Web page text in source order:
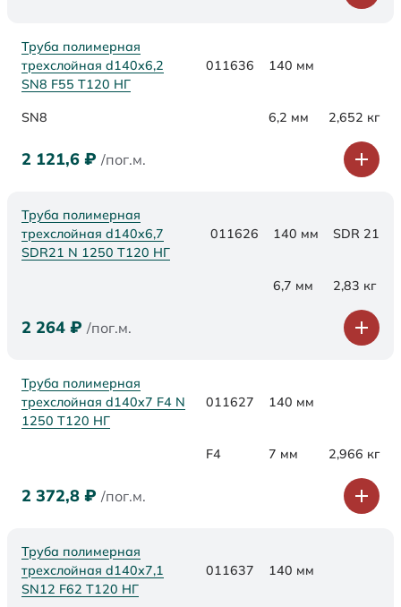
Труба полимерная
трехслойная d140х6,2
SN8 F55 Т120 НГ
011636 140 мм
SN8 6,2 мм 2,652 кг
2 121,6 ₽ /пог.м.
Труба полимерная
трехслойная d140x6,7
SDR21 N 1250 Т120 НГ
011626 140 мм SDR 21
6,7 мм 2,83 кг
2 264 ₽ /пог.м.
Труба полимерная
трехслойная d140x7 F4 N
1250 Т120 НГ
011627 140 мм
F4 7 мм 2,966 кг
2 372,8 ₽ /пог.м.
Труба полимерная
трехслойная d140х7,1
SN12 F62 Т120 НГ
011637 140 мм